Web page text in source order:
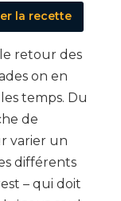
la recette
retour des
on en
temps. Du
de
varier un
différents
– qui doit